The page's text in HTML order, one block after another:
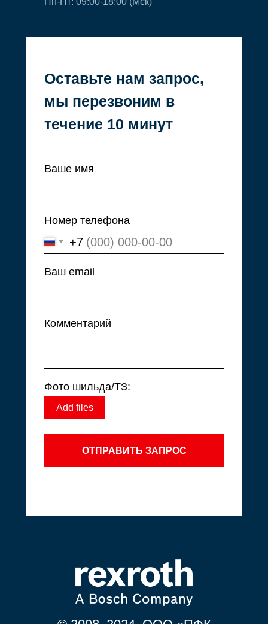
Оставьте нам запрос,
мы перезвоним в
течение 10 минут
Ваше имя
Номер телефона
+7
Ваш email
Комментарий
Фото шильда/ТЗ:
Add files
ОТПРАВИТЬ ЗАПРОС
© 2008–2024. ООО «ПФК